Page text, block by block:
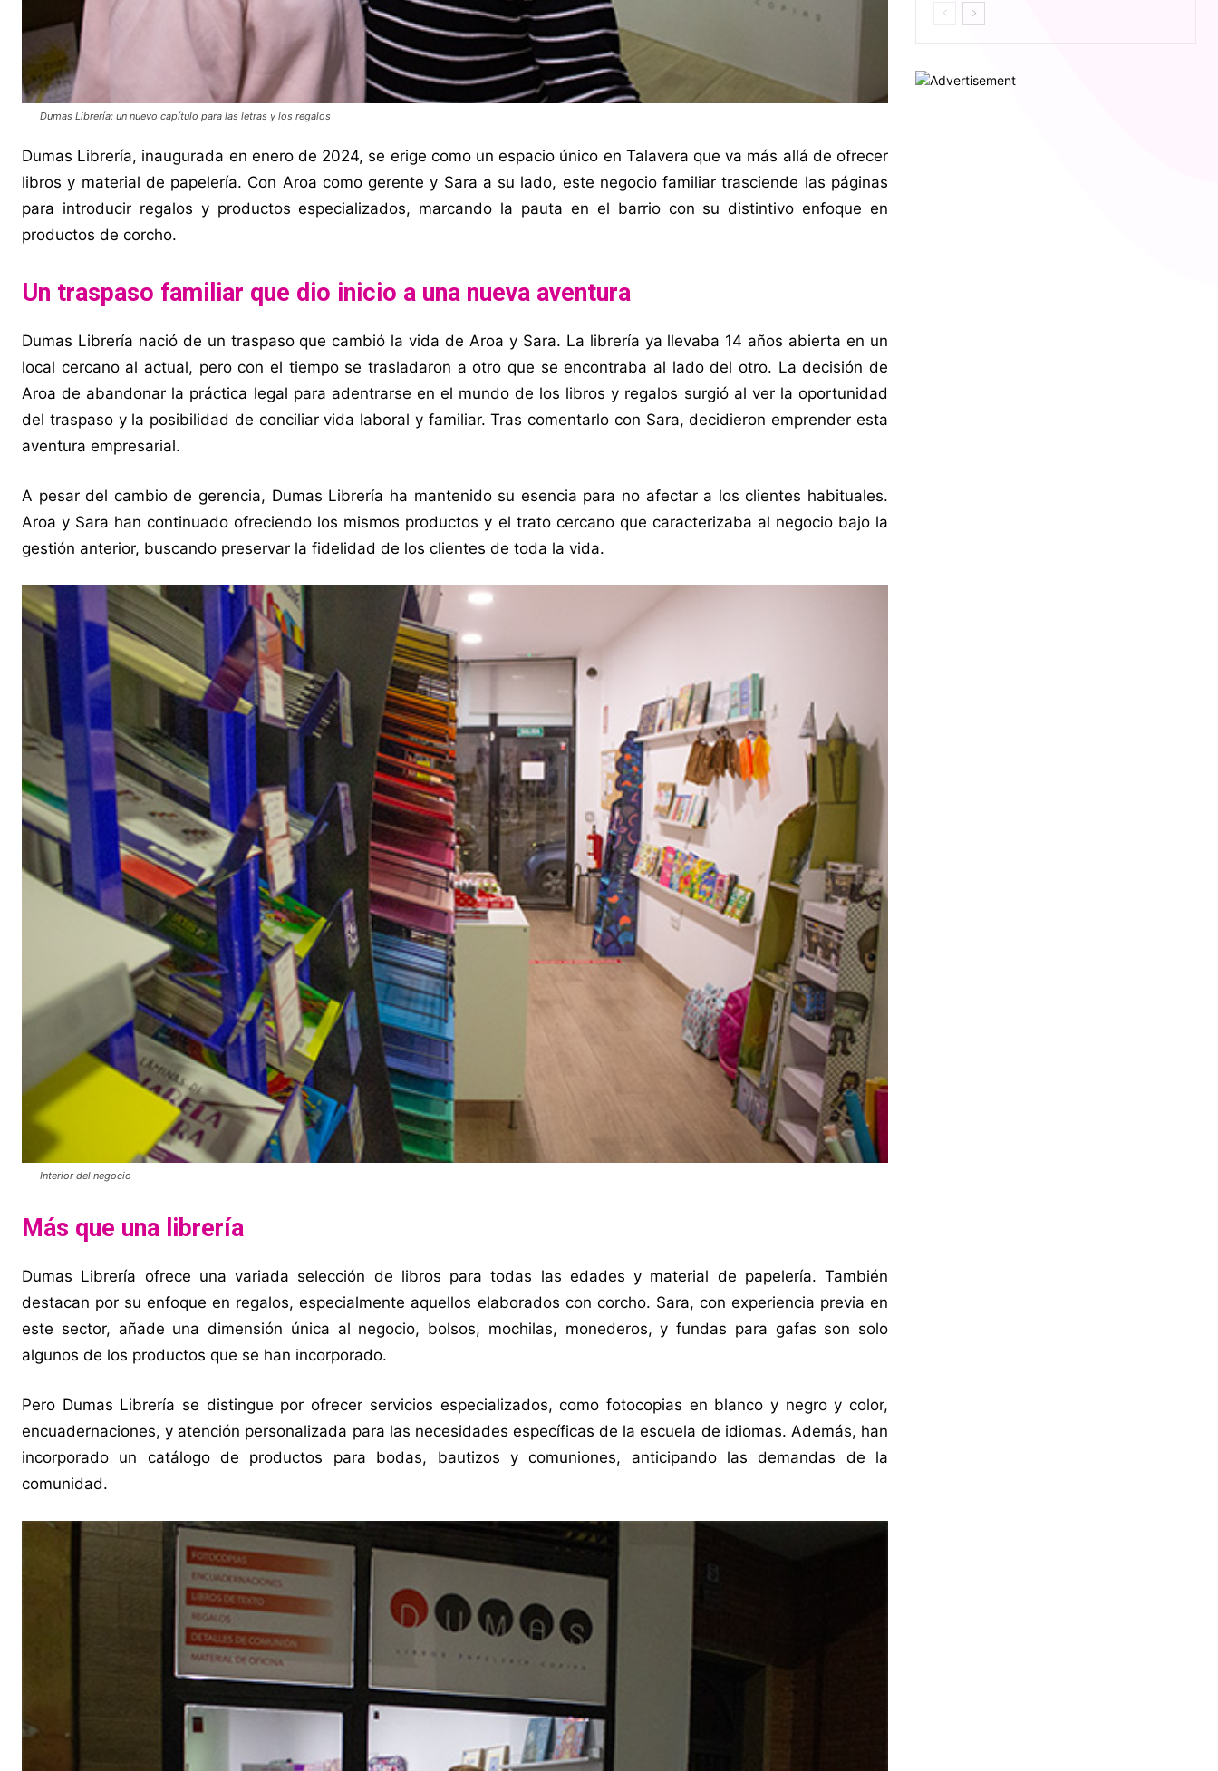
Dumas Librería: un nuevo capítulo para las letras y los regalos
Dumas Librería, inaugurada en enero de 2024, se erige como un espacio único en Talavera que va más allá de ofrecer
libros y material de papelería. Con Aroa como gerente y Sara a su lado, este negocio familiar trasciende las páginas
para introducir regalos y productos especializados, marcando la pauta en el barrio con su distintivo enfoque en
productos de corcho.
Un traspaso familiar que dio inicio a una nueva aventura
Dumas Librería nació de un traspaso que cambió la vida de Aroa y Sara. La librería ya llevaba 14 años abierta en un
local cercano al actual, pero con el tiempo se trasladaron a otro que se encontraba al lado del otro. La decisión de
Aroa de abandonar la práctica legal para adentrarse en el mundo de los libros y regalos surgió al ver la oportunidad
del traspaso y la posibilidad de conciliar vida laboral y familiar. Tras comentarlo con Sara, decidieron emprender esta
aventura empresarial.
A pesar del cambio de gerencia, Dumas Librería ha mantenido su esencia para no afectar a los clientes habituales.
Aroa y Sara han continuado ofreciendo los mismos productos y el trato cercano que caracterizaba al negocio bajo la
gestión anterior, buscando preservar la fidelidad de los clientes de toda la vida.
Interior del negocio
Más que una librería
Dumas Librería ofrece una variada selección de libros para todas las edades y material de papelería. También
destacan por su enfoque en regalos, especialmente aquellos elaborados con corcho. Sara, con experiencia previa en
este sector, añade una dimensión única al negocio, bolsos, mochilas, monederos, y fundas para gafas son solo
algunos de los productos que se han incorporado.
Pero Dumas Librería se distingue por ofrecer servicios especializados, como fotocopias en blanco y negro y color,
encuadernaciones, y atención personalizada para las necesidades específicas de la escuela de idiomas. Además, han
incorporado un catálogo de productos para bodas, bautizos y comuniones, anticipando las demandas de la
comunidad.